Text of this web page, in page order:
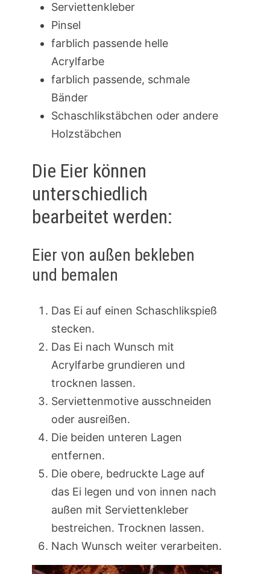
Serviettenkleber
Pinsel
farblich passende helle
Acrylfarbe
farblich passende, schmale
Bänder
Schaschlikstäbchen oder andere
Holzstäbchen
Die Eier können
unterschiedlich
bearbeitet werden:
Eier von außen bekleben
und bemalen
Das Ei auf einen Schaschlikspieß
stecken.
Das Ei nach Wunsch mit
Acrylfarbe grundieren und
trocknen lassen.
Serviettenmotive ausschneiden
oder ausreißen.
Die beiden unteren Lagen
entfernen.
Die obere, bedruckte Lage auf
das Ei legen und von innen nach
außen mit Serviettenkleber
bestreichen. Trocknen lassen.
Nach Wunsch weiter verarbeiten.